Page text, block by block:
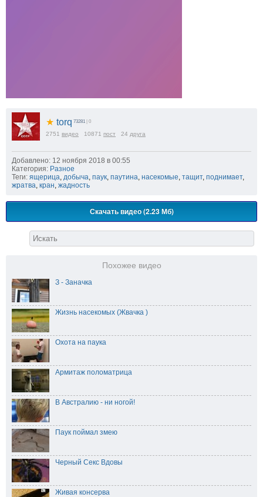
★ torq 73281 | 0
2751 видео 10871 пост 24 друга
Добавлено: 12 ноября 2018 в 00:55
Категория: Разное
Теги: ящерица добыча паук паутина насекомые тащит, поднимает,
жратва кран жадность
Скачать видео (2.23 Мб)
Похожее видео
З - Заначка
Жизнь насекомых (Жвачка )
Охота на паука
Армитаж поломатрица
В Австралию - ни ногой!
Паук поймал змею
Черный Секс Вдовы
Живая консерва